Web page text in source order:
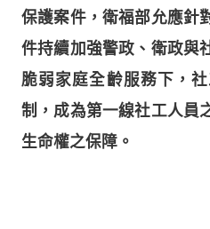
保護案件，衛福部允應針
件持續加強警政、衛政與
脆弱家庭全齡服務下，
制，成為第一線社工人員
生命權之保障。